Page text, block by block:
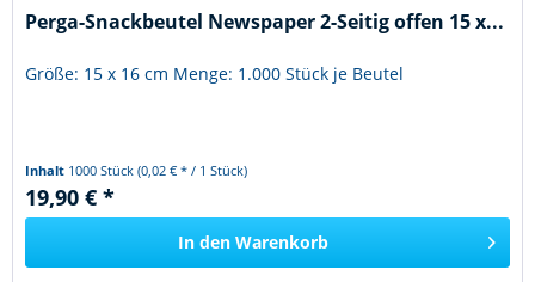
Perga-Snackbeutel Newspaper 2-Seitig offen 15 x...
Größe: 15 x 16 cm Menge: 1.000 Stück je Beutel
Inhalt 1000 Stück(0,02 € * / 1 Stück)
19,90 € *
In den Warenkorb